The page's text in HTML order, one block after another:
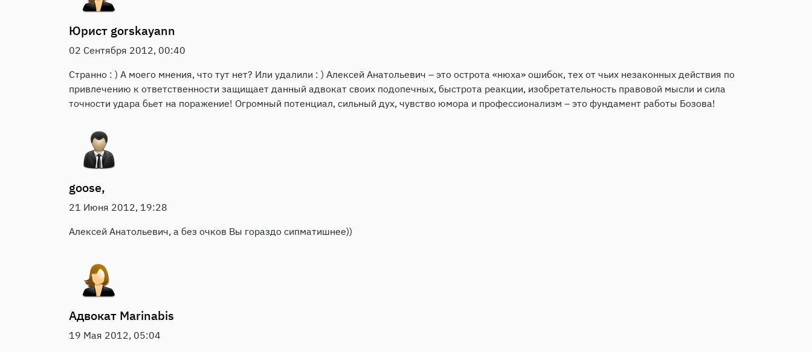
Юрист gorskayann
02 Сентября 2012, 00:40
Странно : ) А моего мнения, что тут нет? Или удалили : ) Алексей Анатольевич – это острота «нюха» ошибок, тех от чьих незаконных действия по
привлечению к ответственности защищает данный адвокат своих подопечных, быстрота реакции, изобретательность правовой мысли и сила
точности удара бьет на поражение! Огромный потенциал, сильный дух, чувство юмора и профессионализм – это фундамент работы Бозова!
goose,
21 Июня 2012, 19:28
Алексей Анатольевич, а без очков Вы гораздо сипматишнее))
Адвокат Marinabis
19 Мая 2012, 05:04